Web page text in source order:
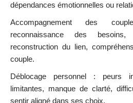
dépendances émotionnelles ou
Accompagnement des
reconnaissance des
reconstruction du lien,
couple.
Déblocage personnel : peurs
limitantes, manque de clarté,
sentir aligné dans ses choix.